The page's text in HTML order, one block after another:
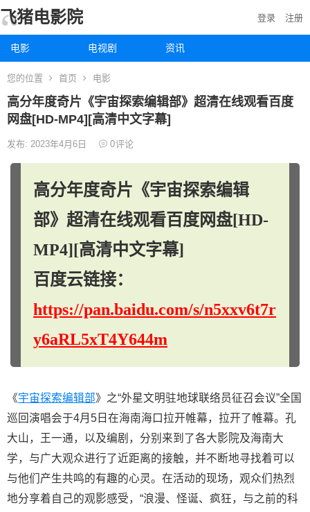
飞猪电影院
电影 电视剧 资讯
登录 注册
您的位置 首页 电影
高分年度奇片《宇宙探索编辑部》超清在线观看百度
网盘[HD-MP4][高清中文字幕]
发布: 2023年4月6日 0评论
高分年度奇片《宇宙探索编辑
部》超清在线观看百度网盘[HD-
MP4][高清中文字幕]
百度云链接：
https://pan.baidu.com/s/n5xxv6t7r
y6aRL5xT4Y644m
《宇宙探索编辑部》之“外星文明驻地球联络员征召会议”全国
巡回演唱会于4月5日在海南海口拉开帷幕，拉开了帷幕。孔
大山，王一通，以及编剧，分别来到了各大影院及海南大
学，与广大观众进行了近距离的接触，并不断地寻找着可以
与他们产生共鸣的有趣的心灵。在活动的现场，观众们热烈
地分享着自己的观影感受，“浪漫、怪诞、疯狂，与之前的科